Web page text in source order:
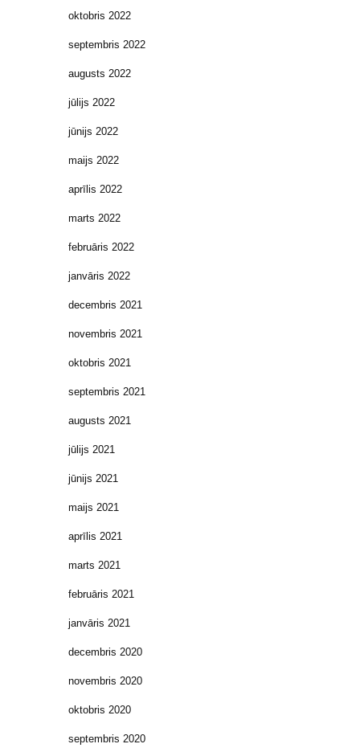
oktobris 2022
septembris 2022
augusts 2022
jūlijs 2022
jūnijs 2022
maijs 2022
aprīlis 2022
marts 2022
februāris 2022
janvāris 2022
decembris 2021
novembris 2021
oktobris 2021
septembris 2021
augusts 2021
jūlijs 2021
jūnijs 2021
maijs 2021
aprīlis 2021
marts 2021
februāris 2021
janvāris 2021
decembris 2020
novembris 2020
oktobris 2020
septembris 2020